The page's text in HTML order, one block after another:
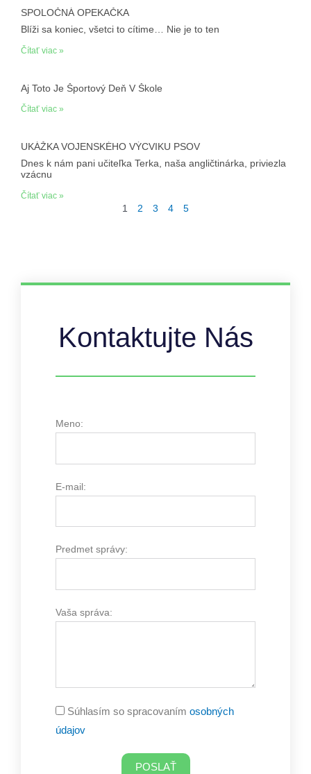
SPOLOČNÁ OPEKAČKA
Blíži sa koniec, všetci to cítime… Nie je to ten
Čítať viac »
Aj Toto Je Športový Deň V Škole
Čítať viac »
UKÁŽKA VOJENSKÉHO VÝCVIKU PSOV
Dnes k nám pani učiteľka Terka, naša angličtinárka, priviezla
vzácnu
Čítať viac »
1 2 3 4 5
Kontaktujte Nás
Meno:
E-mail:
Predmet správy:
Vaša správa:
Súhlasím so spracovaním osobných
údajov
POSLAŤ